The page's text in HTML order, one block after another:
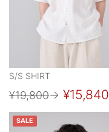
S/S SHIRT
¥19,800→ ¥15,840
SALE